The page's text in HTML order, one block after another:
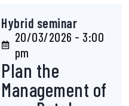
Hybrid seminar
20/03/2026 - 3:00
pm
Plan the
Management of